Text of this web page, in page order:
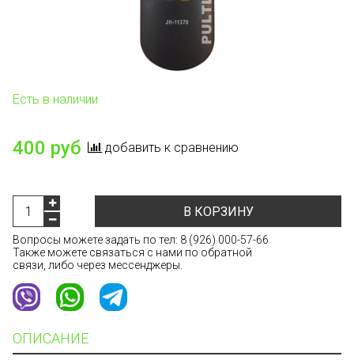
Есть в наличии
400 руб добавить к сравнению
В КОРЗИНУ
Вопросы можете задать по тел: 8 (926) 000-57-66
Также можете связаться с нами по обратной
связи, либо через мессенджеры.
ОПИСАНИЕ